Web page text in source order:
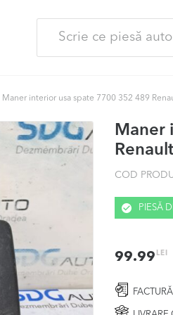
Maner interior usa spate 7700 352 489
Maner
COD
PIESĂ
99.99 LEI
FACTURĂ